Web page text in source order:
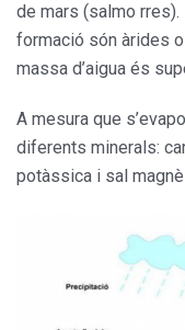
de mars (salmo
formació són àrides
massa d’aigua és
A mesura que
diferents minerals:
potàssica i sal